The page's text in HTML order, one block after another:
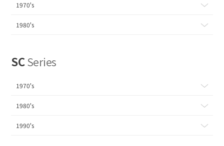
1970's
1980's
SCSeries
1970's
1980's
1990's